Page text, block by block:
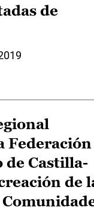
de
Federación
de Castilla-
de